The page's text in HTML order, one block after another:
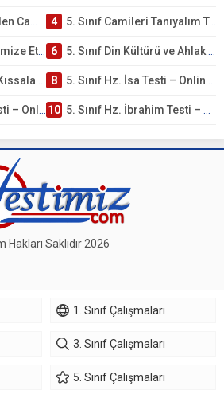
Online Çöz 4 5. Sınıf Camileri Tanıyalım Testi – Online Çöz
Online Çöz 6 5. Sınıf Din Kültürü ve Ahlak Bilgisi 4. Ünite: Peygamber Kıssaları Çalışmaları
– Online Çöz 8 5. Sınıf Hz. İsa Testi – Online Çöz
Çöz 10 5. Sınıf Hz. İbrahim Testi – Online Çöz
Hakları Saklıdır 2026
1. Sınıf Çalışmaları
3. Sınıf Çalışmaları
5. Sınıf Çalışmaları